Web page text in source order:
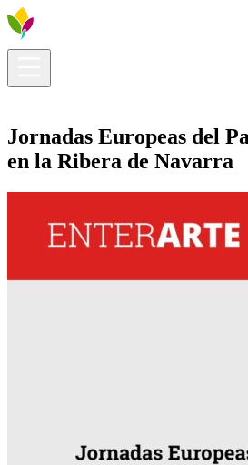
Jornadas Europeas del
en la Ribera de Navarra